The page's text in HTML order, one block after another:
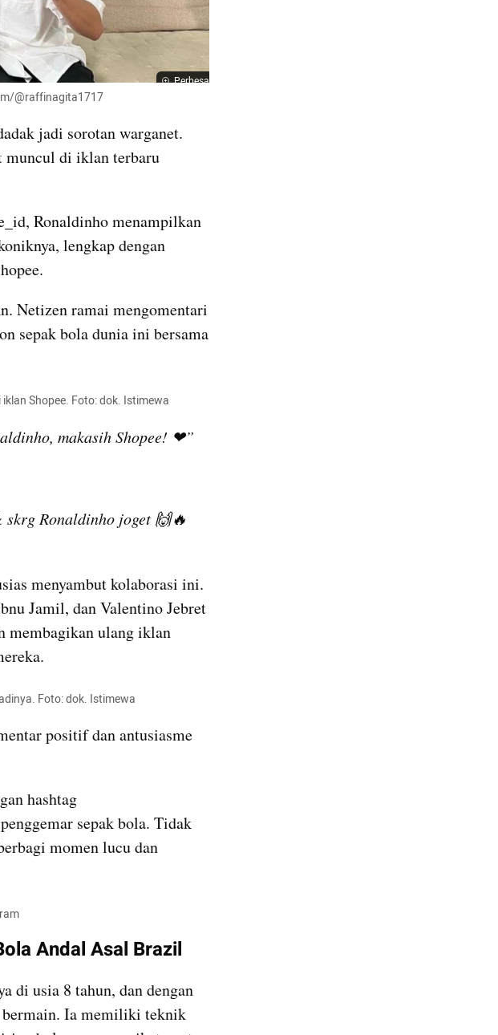
Perbesar
@raffinagita1717
jadi sorotan warganet.
di iklan terbaru
Ronaldinho menampilkan
lengkap dengan
Netizen ramai mengomentari
sepak bola dunia ini bersama
Shopee. Foto: dok. Istimewa
makasih Shopee! ❤”
skrg Ronaldinho joget 🙌🔥
menyambut kolaborasi ini.
Jamil, dan Valentino Jebret
Foto: dok. Istimewa
positif dan antusiasme
hashtag
sepak bola. Tidak
momen lucu dan
Andal Asal Brazil
di usia 8 tahun, dan dengan
bermain. Ia memiliki teknik